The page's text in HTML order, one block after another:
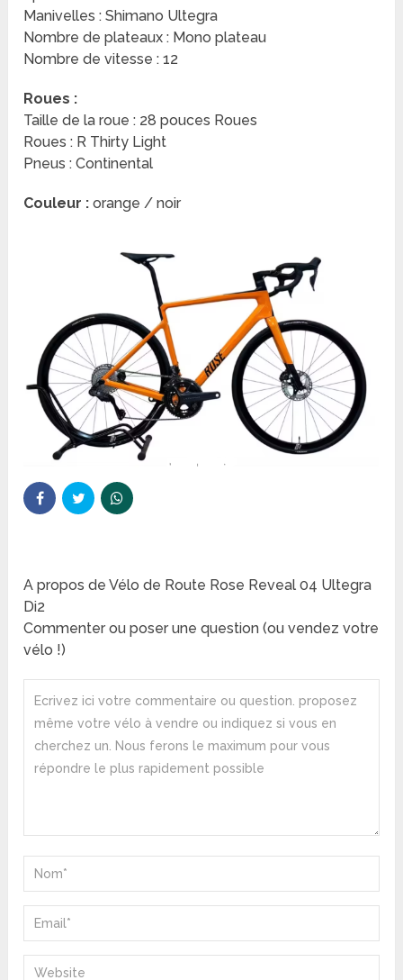
Manivelles : Shimano Ultegra
Nombre de plateaux : Mono plateau
Nombre de vitesse : 12
Roues :
Taille de la roue : 28 pouces Roues
Roues : R Thirty Light
Pneus : Continental
Couleur : orange / noir
A propos de Vélo de Route Rose Reveal 04 Ultegra
Di2
Commenter ou poser une question (ou vendez votre
vélo !)